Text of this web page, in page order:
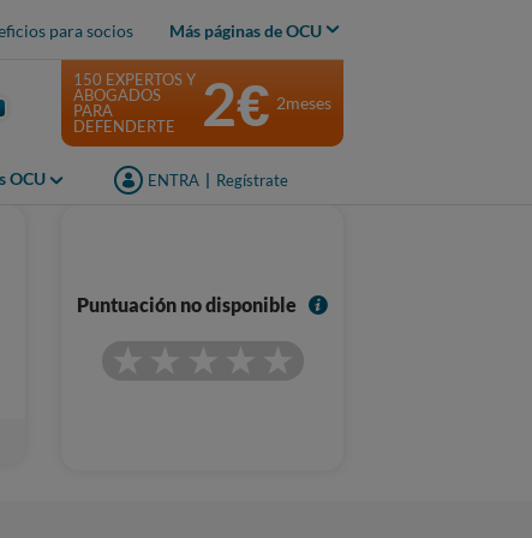
para socios Más páginas de OCU
OCU ENTRA Regístrate
150 EXPERTOS Y
ABOGADOS
PARA
DEFENDERTE
2€ 2meses
Puntuación no disponible
I